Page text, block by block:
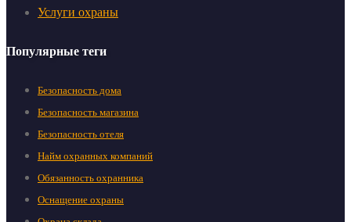
Услуги охраны
Популярные теги
Безопасность дома
Безопасность магазина
Безопасность отеля
Найм охранных компаний
Обязанность охранника
Оснащение охраны